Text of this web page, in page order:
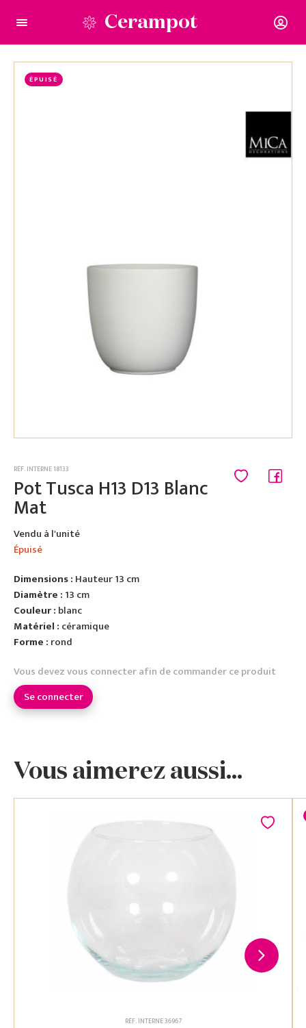
Cerampot
ÉPUISÉ
RÉF. INTERNE 18133
Pot Tusca H13 D13 Blanc
Mat
Vendu à l'unité
Épuisé
Dimensions : Hauteur 13 cm
Diamètre : 13 cm
Couleur : blanc
Matériel : céramique
Forme : rond
Vous devez vous connecter afin de commander ce produit
Se connecter
Vous aimerez aussi...
RÉF. INTERNE 36967